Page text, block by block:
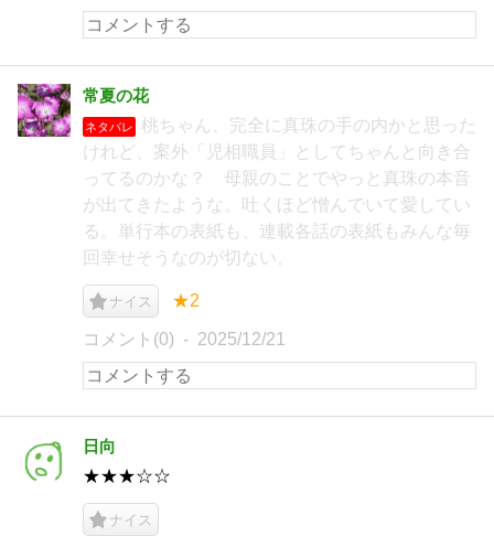
常夏の花
ネタバレ
桃ちゃん、完全に真珠の手の内かと思った
けれど、案外「児相職員」としてちゃんと向き合
ってるのかな？ 母親のことでやっと真珠の本音
が出てきたような。吐くほど憎んでいて愛してい
る。単行本の表紙も、連載各話の表紙もみんな毎
回幸せそうなのが切ない。
ナイス ★2
コメント(0) 2025/12/21
日向
★★★☆☆
ナイス